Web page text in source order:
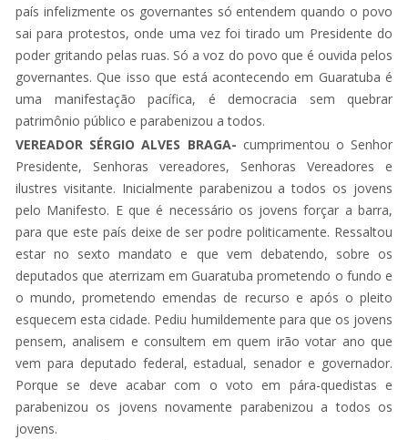
país infelizmente os governantes só entendem quando o povo
sai para protestos, onde uma vez foi tirado um Presidente do
poder gritando pelas ruas. Só a voz do povo que é ouvida pelos
governantes. Que isso que está acontecendo em Guaratuba é
uma manifestação pacífica, é democracia sem quebrar
patrimônio público e parabenizou a todos.
VEREADOR SÉRGIO ALVES BRAGA- cumprimentou o Senhor
Presidente, Senhoras vereadores, Senhoras Vereadores e
ilustres visitante. Inicialmente parabenizou a todos os jovens
pelo Manifesto. E que é necessário os jovens forçar a barra,
para que este país deixe de ser podre politicamente. Ressaltou
estar no sexto mandato e que vem debatendo, sobre os
deputados que aterrizam em Guaratuba prometendo o fundo e
o mundo, prometendo emendas de recurso e após o pleito
esquecem esta cidade. Pediu humildemente para que os jovens
pensem, analisem e consultem em quem irão votar ano que
vem para deputado federal, estadual, senador e governador.
Porque se deve acabar com o voto em pára-quedistas e
parabenizou os jovens novamente parabenizou a todos os
jovens.